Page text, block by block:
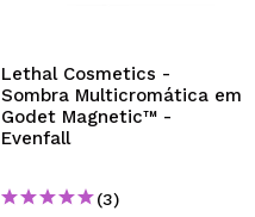
Lethal Cosmetics -
Sombra Multicromática em
Godet Magnetic™ -
Evenfall
(3)